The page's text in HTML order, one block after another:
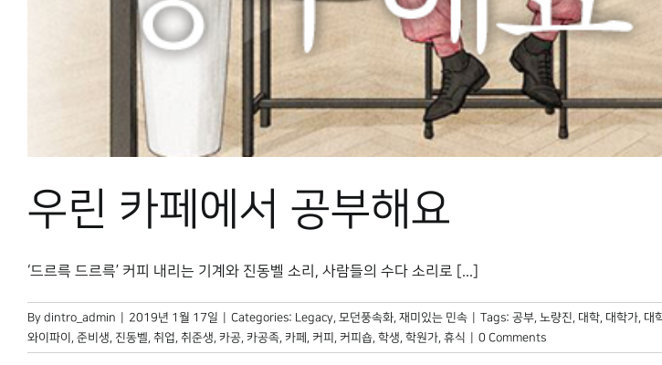
우린 카페에서 공부해요
‘드르륵 드르륵’ 커피 내리는 기계와 진동벨 소리, 사람들의 수다 소리로 [...]
By dintro_admin 2019년 1월 17일 Categories: Legacy, 모던풍속화, 재미있는 민속 Tags: 공부, 노량진, 대학, 대학가, 대
와이파이 , 준비생, 진동벨, 취업, 취준생, 카공, 카공족, 카페 , 커피 , 커피숍, 학생, 학원가, 휴식 0 Comments